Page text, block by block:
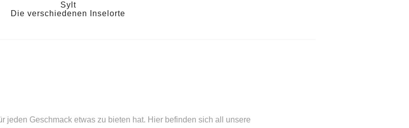
Sylt
Die verschiedenen Inselorte
jeden Geschmack etwas zu bieten hat. Hier befinden sich all unsere